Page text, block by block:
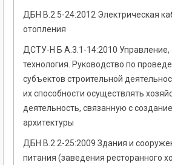
ДБН В.2.5-24:2012 Электрическая
отопления
ДСТУ-Н Б А.3.1-14:2010 Управление,
технология. Руководство по
субъектов строительной
их способности осуществлять
деятельность, связанную с
архитектуры
ДБН В.2.2-25:2009 Здания и
питания (заведения ресторанного